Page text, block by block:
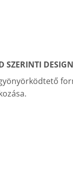
SZERINTI DESIGN